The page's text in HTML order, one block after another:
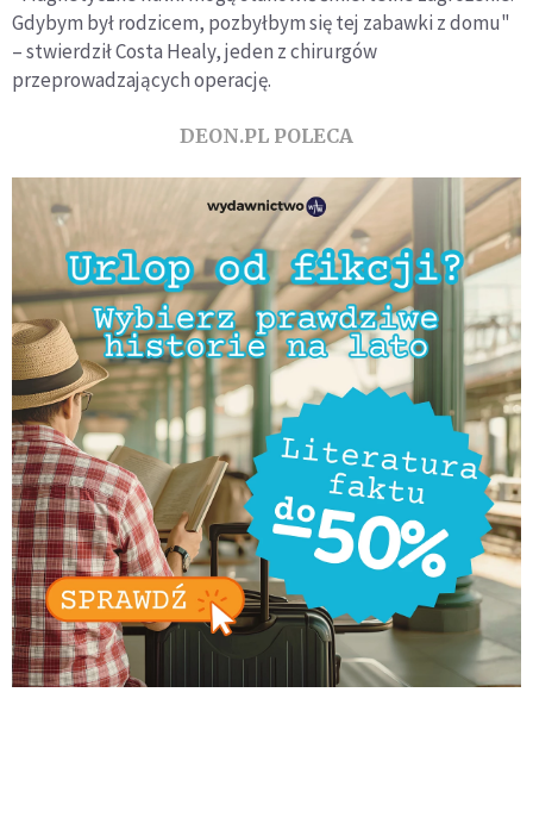
Gdybym był rodzicem, pozbyłbym się tej zabawki z domu"
– stwierdził Costa Healy, jeden z chirurgów
przeprowadzających operację.
DEON.PL POLECA